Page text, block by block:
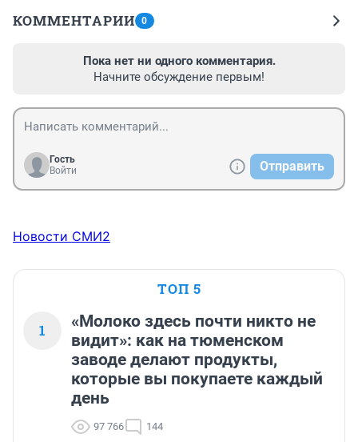
КОММЕНТАРИИ 0
Пока нет ни одного комментария.
Начните обсуждение первым!
Гость
Войти
Отправить
Новости СМИ2
ТОП 5
1
«Молоко здесь почти никто не
видит»: как на тюменском
заводе делают продукты,
которые вы покупаете каждый
день
97 766 144